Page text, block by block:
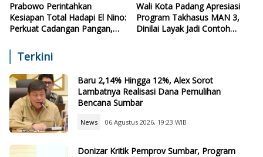
Prabowo Perintahkan
Kesiapan Total Hadapi El Nino:
Perkuat Cadangan Pangan,
Wali Kota Padang Apresiasi
Program Takhasus MAN 3,
Dinilai Layak Jadi Contoh
Terkini
Baru 2,14% Hingga 12%, Alex Sorot
Lambatnya Realisasi Dana Pemulihan
Bencana Sumbar
News 06 Agustus 2026, 19:23 WIB
Donizar Kritik Pemprov Sumbar, Program